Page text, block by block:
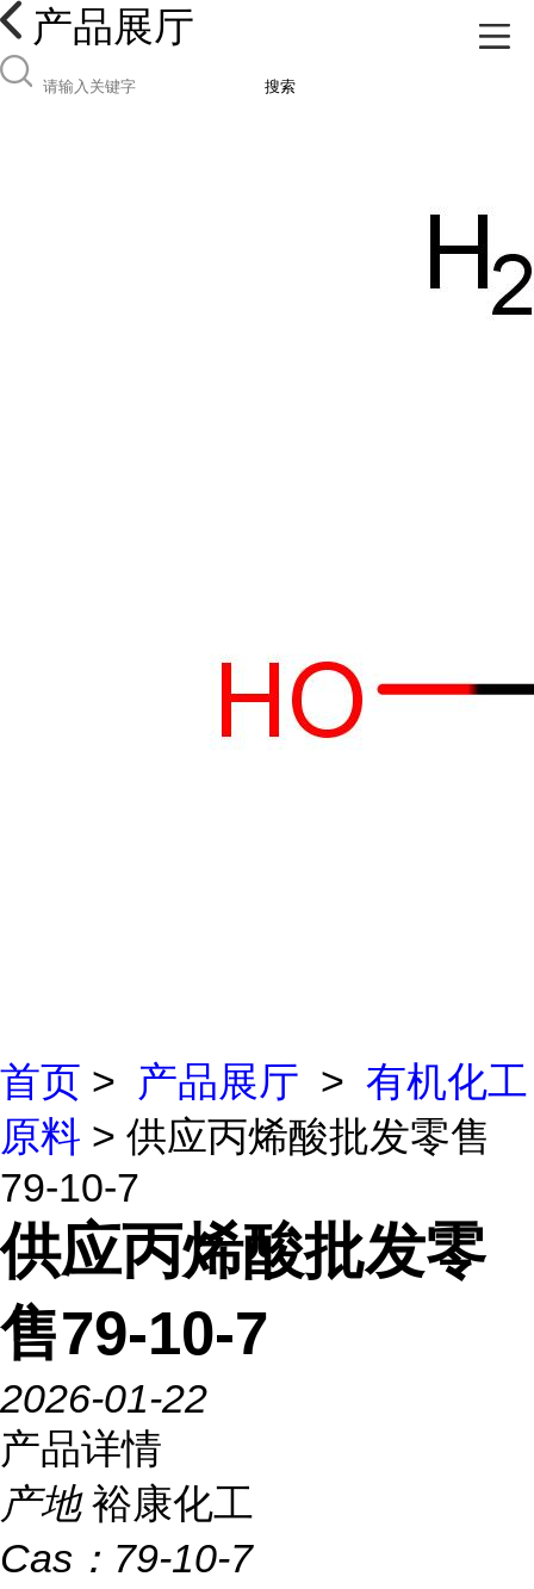
产品展厅
搜索
首页 > 产品展厅 > 有机化工
原料 > 供应丙烯酸批发零售
79-10-7
供应丙烯酸批发零
售79-10-7
2026-01-22
产品详情
产地 裕康化工
Cas： 79-10-7